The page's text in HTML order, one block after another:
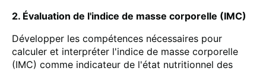
2. Évaluation de l'indice de masse corporelle (IMC)
Développer les compétences nécessaires pour
calculer et interpréter l'indice de masse corporelle
(IMC) comme indicateur de l'état nutritionnel des